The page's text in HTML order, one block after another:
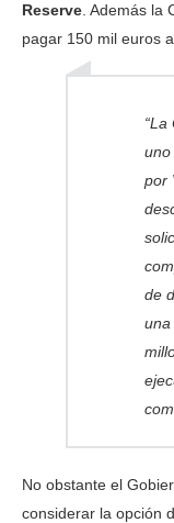
Reserve . Además
pagar 150 mil euros
uno
por
de
una
No obstante el
considerar la opción